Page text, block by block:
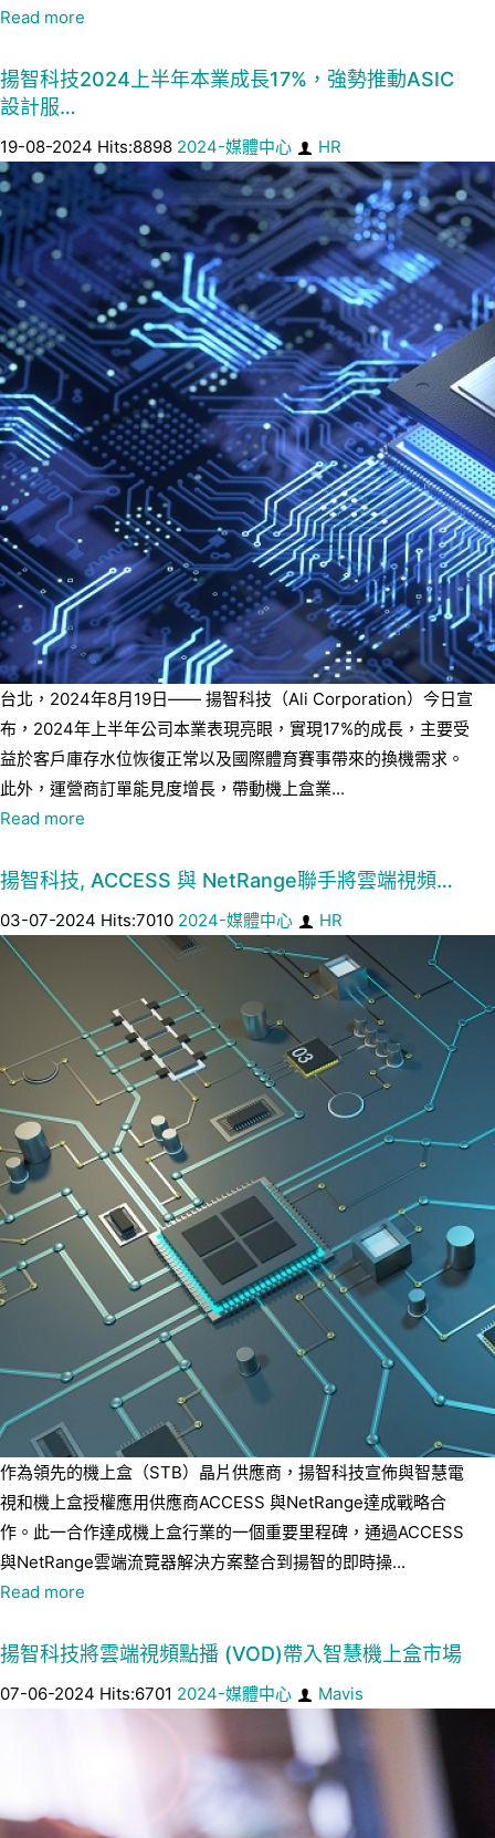
Read more
揚智科技2024上半年本業成長17%，強勢推動ASIC
設計服…
19-08-2024 Hits:8898 2024-媒體中心 HR
台北，2024年8月19日—— 揚智科技（Ali Corporation）今日宣
布，2024年上半年公司本業表現亮眼，實現17%的成長，主要受
益於客戶庫存水位恢復正常以及國際體育賽事帶來的換機需求。
此外，運營商訂單能見度增長，帶動機上盒業...
Read more
揚智科技, ACCESS 與 NetRange聯手將雲端視頻…
03-07-2024 Hits:7010 2024-媒體中心 HR
作為領先的機上盒（STB）晶片供應商，揚智科技宣佈與智慧電
視和機上盒授權應用供應商ACCESS 與NetRange達成戰略合
作。此一合作達成機上盒行業的一個重要里程碑，通過ACCESS
與NetRange雲端流覽器解決方案整合到揚智的即時操...
Read more
揚智科技將雲端視頻點播 (VOD)帶入智慧機上盒市場
07-06-2024 Hits:6701 2024-媒體中心 Mavis